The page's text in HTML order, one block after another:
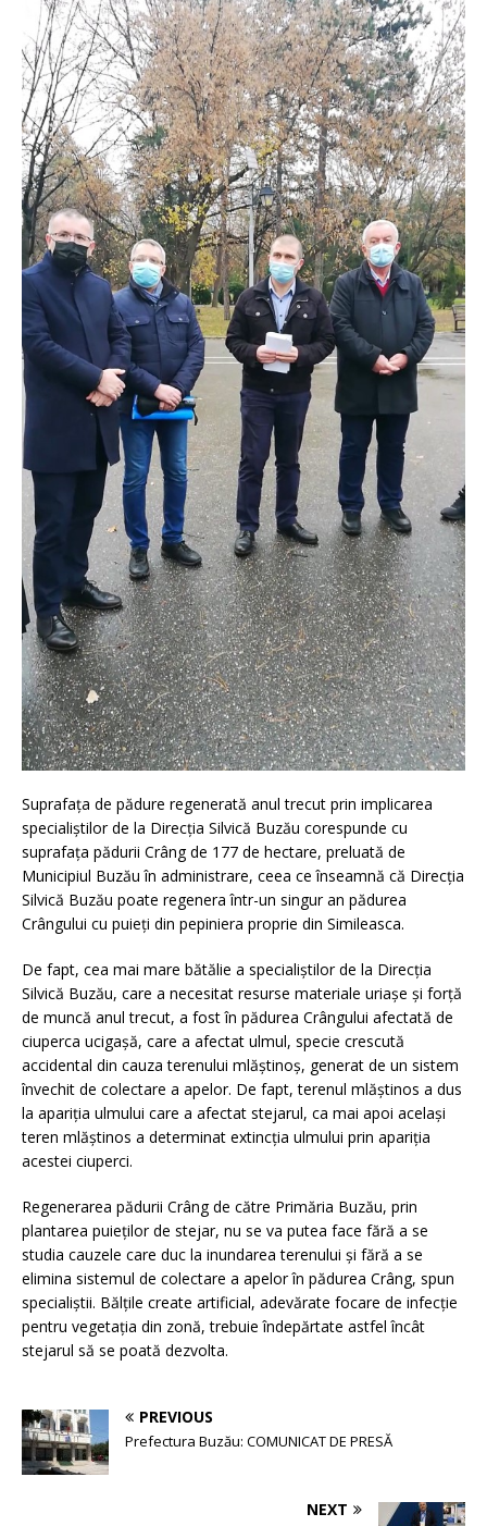
Suprafața de pădure regenerată anul trecut prin implicarea
specialiștilor de la Direcția Silvică Buzău corespunde cu
suprafața pădurii Crâng de 177 de hectare, preluată de
Municipiul Buzău în administrare, ceea ce înseamnă că Direcția
Silvică Buzău poate regenera într-un singur an pădurea
Crângului cu puieți din pepiniera proprie din Simileasca.
De fapt, cea mai mare bătălie a specialiștilor de la Direcția
Silvică Buzău, care a necesitat resurse materiale uriașe și forță
de muncă anul trecut, a fost în pădurea Crângului afectată de
ciuperca ucigașă, care a afectat ulmul, specie crescută
accidental din cauza terenului mlăștinoș, generat de un sistem
învechit de colectare a apelor. De fapt, terenul mlăștinos a dus
la apariția ulmului care a afectat stejarul, ca mai apoi același
teren mlăștinos a determinat extincția ulmului prin apariția
acestei ciuperci.
Regenerarea pădurii Crâng de către Primăria Buzău, prin
plantarea puieților de stejar, nu se va putea face fără a se
studia cauzele care duc la inundarea terenului și fără a se
elimina sistemul de colectare a apelor în pădurea Crâng, spun
specialiștii. Bălțile create artificial, adevărate focare de infecție
pentru vegetația din zonă, trebuie îndepărtate astfel încât
stejarul să se poată dezvolta.
PREVIOUS
Prefectura Buzău: COMUNICAT DE PRESĂ
NEXT